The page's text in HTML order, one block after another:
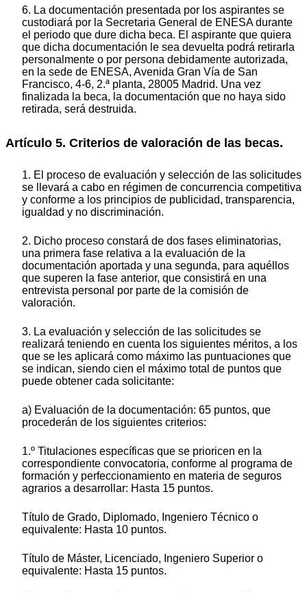
6. La documentación presentada por los aspirantes se
custodiará por la Secretaria General de ENESA durante
el periodo que dure dicha beca. El aspirante que quiera
que dicha documentación le sea devuelta podrá retirarla
personalmente o por persona debidamente autorizada,
en la sede de ENESA, Avenida Gran Vía de San
Francisco, 4-6, 2.ª planta, 28005 Madrid. Una vez
finalizada la beca, la documentación que no haya sido
retirada, será destruida.
Artículo 5. Criterios de valoración de las becas.
1. El proceso de evaluación y selección de las solicitudes
se llevará a cabo en régimen de concurrencia competitiva
y conforme a los principios de publicidad, transparencia,
igualdad y no discriminación.
2. Dicho proceso constará de dos fases eliminatorias,
una primera fase relativa a la evaluación de la
documentación aportada y una segunda, para aquéllos
que superen la fase anterior, que consistirá en una
entrevista personal por parte de la comisión de
valoración.
3. La evaluación y selección de las solicitudes se
realizará teniendo en cuenta los siguientes méritos, a los
que se les aplicará como máximo las puntuaciones que
se indican, siendo cien el máximo total de puntos que
puede obtener cada solicitante:
a) Evaluación de la documentación: 65 puntos, que
procederán de los siguientes criterios:
1.º Titulaciones específicas que se prioricen en la
correspondiente convocatoria, conforme al programa de
formación y perfeccionamiento en materia de seguros
agrarios a desarrollar: Hasta 15 puntos.
Título de Grado, Diplomado, Ingeniero Técnico o
equivalente: Hasta 10 puntos.
Título de Máster, Licenciado, Ingeniero Superior o
equivalente: Hasta 15 puntos.